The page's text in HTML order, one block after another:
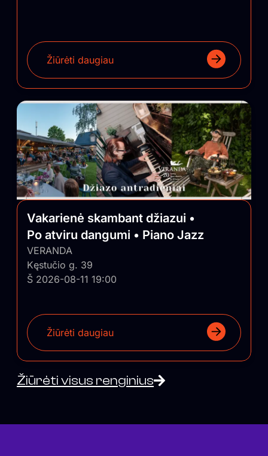
Žiūrėti daugiau
Vakarienė skambant džiazui •
Po atviru dangumi • Piano Jazz
VERANDA
Kęstučio g. 39
Š 2026-08-11 19:00
Žiūrėti daugiau
Žiūrėti visus renginius